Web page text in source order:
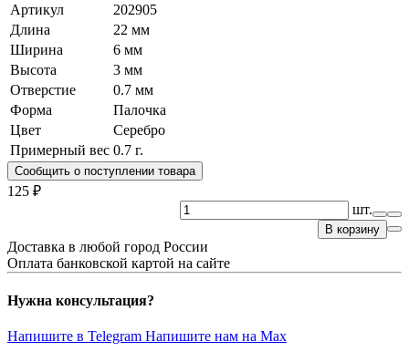
Артикул
202905
Длина
22 мм
Ширина
6 мм
Высота
3 мм
Отверстие
0.7 мм
Форма
Палочка
Цвет
Серебро
Примерный вес 0.7 г.
Сообщить о поступлении товара
125 ₽
шт.
В корзину
Доставка в любой город России
Оплата банковской картой на сайте
Нужна консультация?
Напишите в Telegram Напишите нам на Max